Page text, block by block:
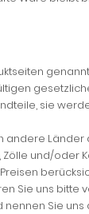
sie
andere
und/oder
Sie uns bitte
nennen Sie